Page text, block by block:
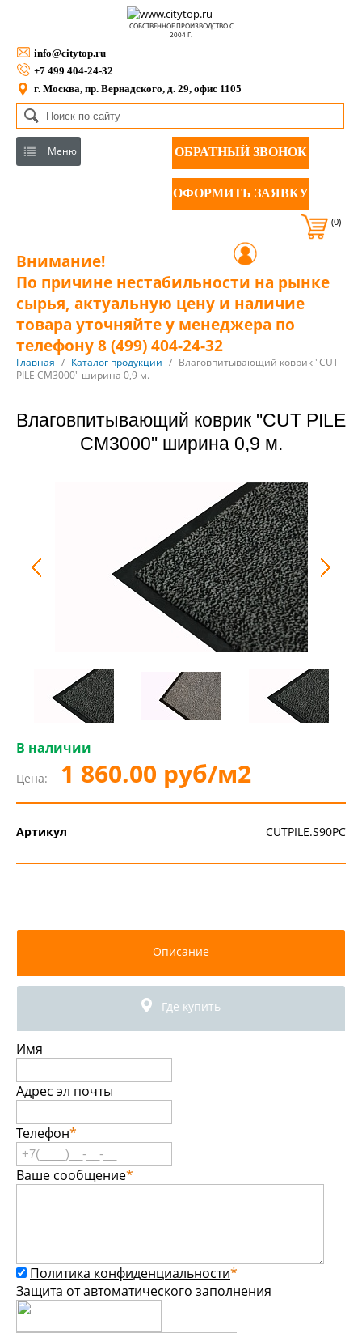
СОБСТВЕННОЕ ПРОИЗВОДСТВО С
2004 Г.
info@citytop.ru
+7 499 404-24-32
г. Москва, пр. Вернадского, д. 29, офис 1105
Меню ОБРАТНЫЙ ЗВОНОК
ОФОРМИТЬ ЗАЯВКУ
(0)
Внимание!
По причине нестабильности на рынке
сырья, актуальную цену и наличие
товара уточняйте у менеджера по
телефону 8 (499) 404-24-32
Главная / Каталог продукции / Влаговпитывающий коврик "CUT
PILE CM3000" ширина 0,9 м.
Влаговпитывающий коврик "CUT PILE
CM3000" ширина 0,9 м.
В наличии
Цена: 1 860.00 руб/м2
Артикул CUTPILE.S90PC
Описание
Где купить
Имя
Адрес эл почты
Телефон*
Ваше сообщение*
Политика конфиденциальности*
Защита от автоматического заполнения